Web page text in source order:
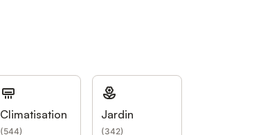
Climatisation
(544)
Jardin
(342)